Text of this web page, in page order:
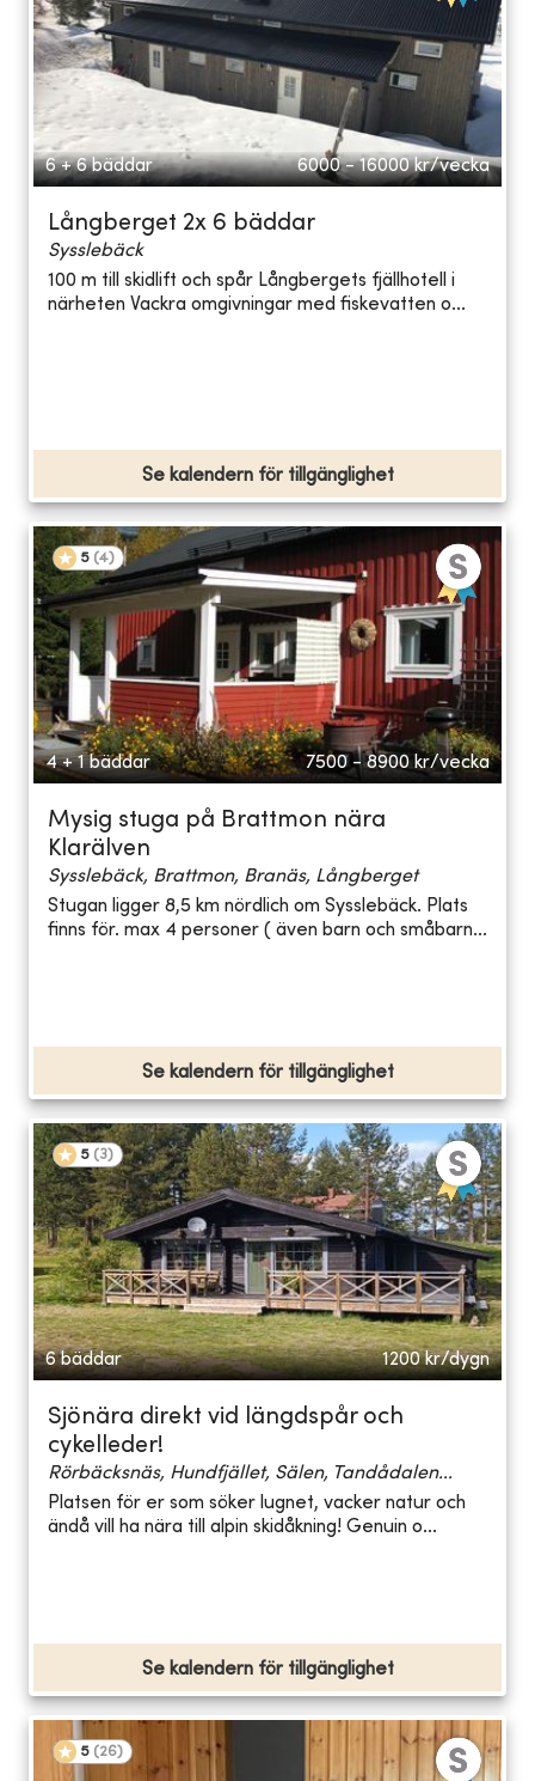
6 + 6 bäddar 6000 - 16000 kr/vecka
Långberget 2x 6 bäddar
Sysslebäck
100 m till skidlift och spår Långbergets fjällhotell i
närheten Vackra omgivningar med fiskevatten o...
Se kalendern för tillgänglighet
5 (4)
4 + 1 bäddar 7500 - 8900 kr/vecka
Mysig stuga på Brattmon nära
Klarälven
Sysslebäck, Brattmon, Branäs, Långberget
Stugan ligger 8,5 km nördlich om Sysslebäck. Plats
finns för. max 4 personer ( även barn och småbarn...
Se kalendern för tillgänglighet
5 (3)
6 bäddar 1200 kr/dygn
Sjönära direkt vid längdspår och
cykelleder!
Rörbäcksnäs, Hundfjället, Sälen, Tandådalen...
Platsen för er som söker lugnet, vacker natur och
ändå vill ha nära till alpin skidåkning! Genuin o...
Se kalendern för tillgänglighet
5 (26)